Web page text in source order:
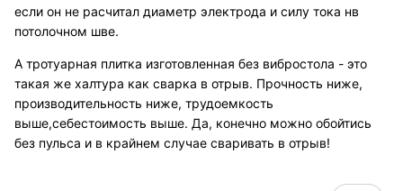
если он не расчитал диаметр электрода и силу тока нв
потолочном шве.
А тротуарная плитка изготовленная без вибростола - это
такая же халтура как сварка в отрыв. Прочность ниже,
производительность ниже, трудоемкость
выше,себестоимость выше. Да, конечно можно обойтись
без пульса и в крайнем случае сваривать в отрыв!